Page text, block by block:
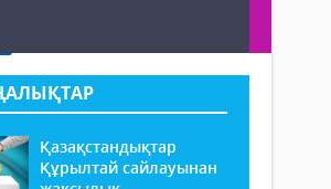
Қазақстандықтар
Құрылтай сайлауынан